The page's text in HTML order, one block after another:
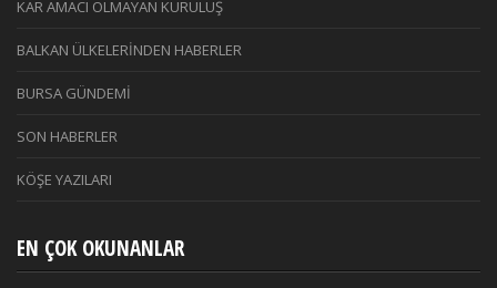
KAR AMACI OLMAYAN KURULUŞ
BALKAN ÜLKELERİNDEN HABERLER
BURSA GÜNDEMİ
SON HABERLER
KÖŞE YAZILARI
EN ÇOK OKUNANLAR